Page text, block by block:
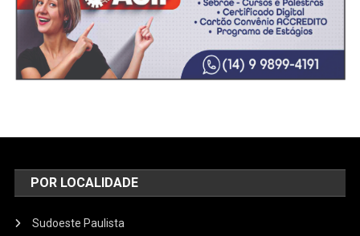
POR LOCALIDADE
Sudoeste Paulista